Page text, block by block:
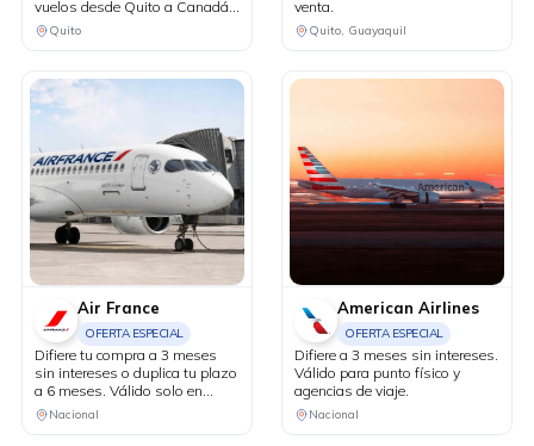
vuelos desde Quito a Canadá y
Estados Unidos en conexión
vía Bogotá.
Quito
venta.
Quito, Guayaquil
Air France
OFERTA ESPECIAL
Difiere tu compra a 3 meses
sin intereses o duplica tu plazo
a 6 meses. Válido solo en
puntos de venta físicos y
agencias de viaje.
Nacional
American Airlines
OFERTA ESPECIAL
Difiere a 3 meses sin intereses.
Válido para punto físico y
agencias de viaje.
Nacional